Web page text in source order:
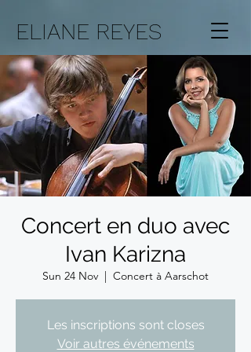
ELIANE REYES
Concert en duo avec
Ivan Karizna
Sun 24 Nov
  |
Concert à Aarschot
Les inscriptions sont closes
Voir autres événements